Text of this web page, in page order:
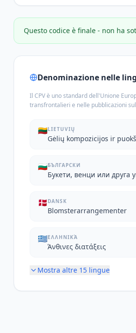
Questo codice è finale - non ha
Denominazione nelle
Il CPV è uno standard dell'Unione
transfrontalieri e nelle pubblicazioni
🇱🇹LIETUVIŲ
Gėlių kompozicijos ir
🇧🇬БЪЛГАРСКИ
Букети, венци или друга
🇩🇰 DANSK
Blomsterarrangementer
🇬🇷ΕΛΛΗΝΙΚΆ
Άνθινες διατάξεις
Mostra altre 15 lingue